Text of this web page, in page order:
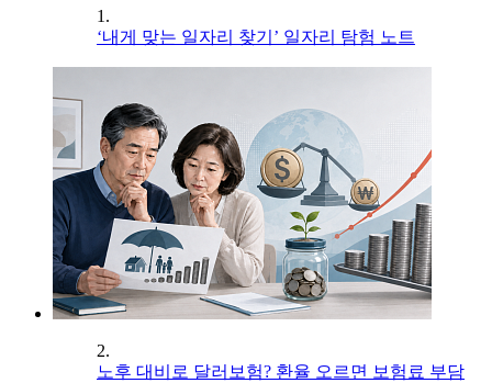
1.
‘내게 맞는 일자리 찾기’ 일자리 탐험 노트
2.
노후 대비로 달러보험? 환율 오르면 보험료 부담